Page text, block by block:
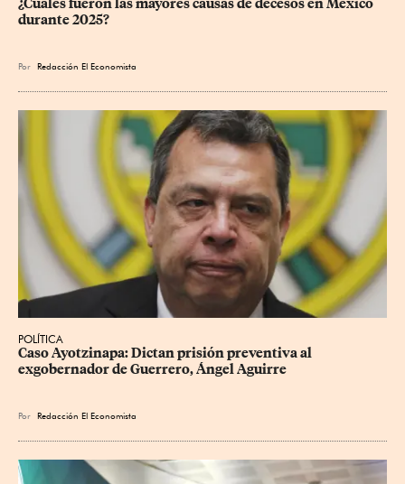
¿Cuáles fueron las mayores causas de decesos en México
durante 2025?
Por Redacción El Economista
POLÍTICA
Caso Ayotzinapa: Dictan prisión preventiva al
exgobernador de Guerrero, Ángel Aguirre
Por Redacción El Economista